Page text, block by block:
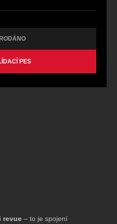
PES
revue – to je spojení